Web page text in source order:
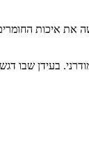
את איכות
בעידן שבו